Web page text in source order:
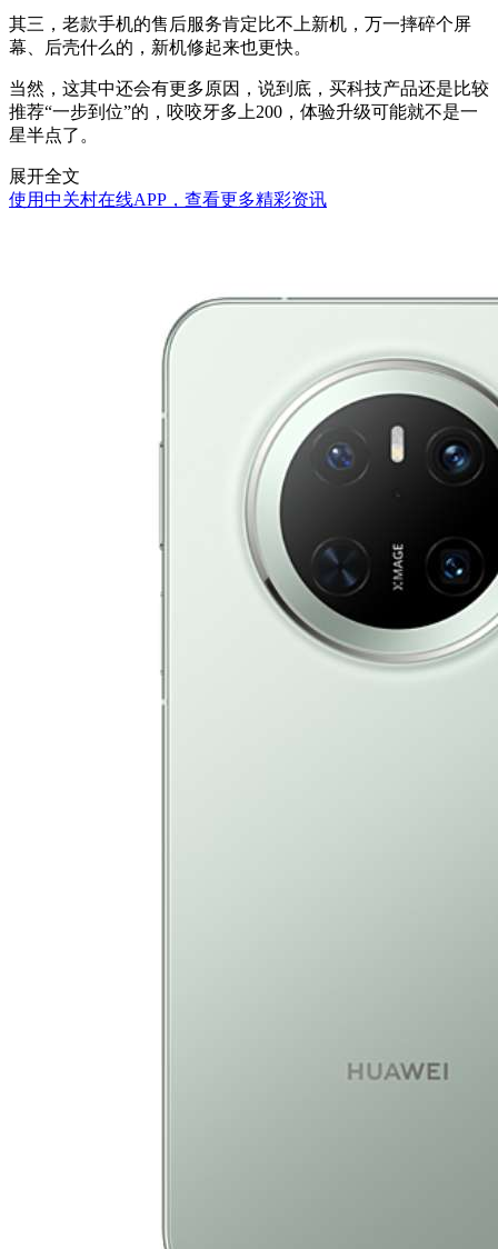
其三，老款手机的售后服务肯定比不上新机，万一摔碎个屏
幕、后壳什么的，新机修起来也更快。
当然，这其中还会有更多原因，说到底，买科技产品还是比较
推荐“一步到位”的，咬咬牙多上200，体验升级可能就不是一
星半点了。
展开全文
使用中关村在线APP，查看更多精彩资讯